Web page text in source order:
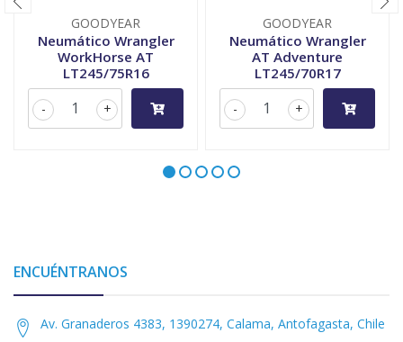
GOODYEAR
Neumático Wrangler
WorkHorse AT
LT245/75R16
+
-
GOODYEAR
Neumático Wrangler
AT Adventure
LT245/70R17
+
-
ENCUÉNTRANOS
Av. Granaderos 4383, 1390274, Calama, Antofagasta, Chile